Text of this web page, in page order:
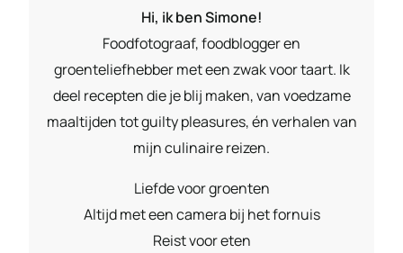
Hi, ik ben Simone!
Foodfotograaf, foodblogger en
groenteliefhebber met een zwak voor taart. Ik
deel recepten die je blij maken, van voedzame
maaltijden tot guilty pleasures, én verhalen van
mijn culinaire reizen.
Liefde voor groenten
Altijd met een camera bij het fornuis
Reist voor eten